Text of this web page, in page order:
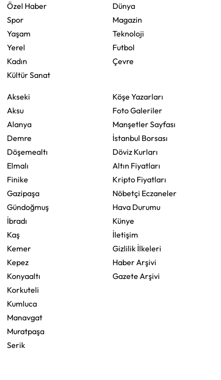
Özel Haber
Spor
Yaşam
Yerel
Kadın
Kültür Sanat
Dünya
Magazin
Teknoloji
Futbol
Çevre
Akseki
Aksu
Alanya
Demre
Döşemealtı
Elmalı
Finike
Gazipaşa
Gündoğmuş
İbradı
Kaş
Kemer
Kepez
Konyaaltı
Korkuteli
Kumluca
Manavgat
Muratpaşa
Serik
Köşe Yazarları
Foto Galeriler
Manşetler Sayfası
İstanbul Borsası
Döviz Kurları
Altın Fiyatları
Kripto Fiyatları
Nöbetçi Eczaneler
Hava Durumu
Künye
İletişim
Gizlilik İlkeleri
Haber Arşivi
Gazete Arşivi